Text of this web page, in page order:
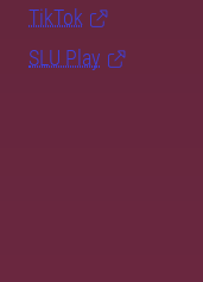
TikTok
SLU Play